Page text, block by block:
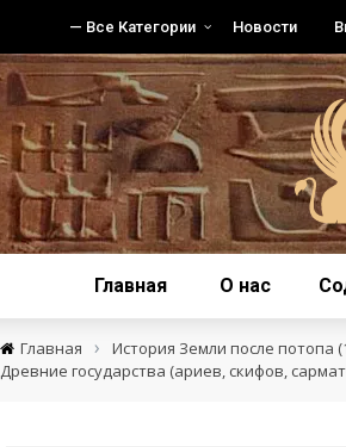
— Все Категории Новости
Главная О нас
Главная › История Земли после потопа
Древние государства (ариев, скифов,